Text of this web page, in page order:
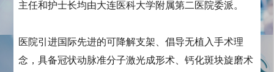
主任和护士长均由大连医科大学附属第二医院委派。
医院引进国际先进的可降解支架、倡导无植入手术理
念，具备冠状动脉准分子激光成形术、钙化斑块旋磨术